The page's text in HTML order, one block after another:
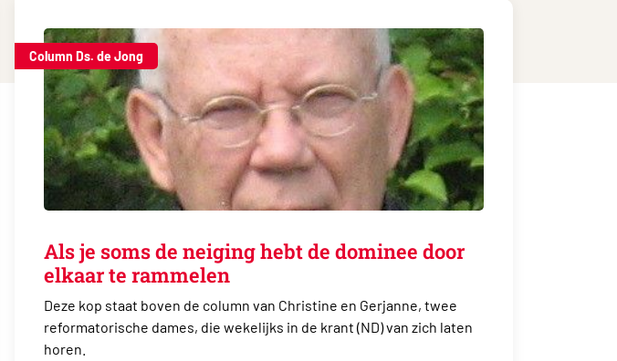
Column Ds. de Jong
Als je soms de neiging hebt de dominee door
elkaar te rammelen
Deze kop staat boven de column van Christine en Gerjanne, twee
reformatorische dames, die wekelijks in de krant (ND) van zich laten
horen.